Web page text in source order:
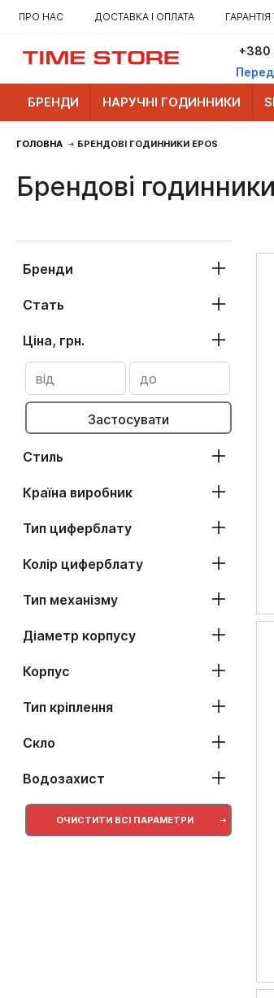
ПРО НАС ДОСТАВКА І ОПЛАТА
БРЕНДИ НАРУЧНІ ГОДИННИКИ
ГОЛОВНА БРЕНДОВІ ГОДИННИКИ EPOS
Бренди
Стать
Ціна, грн.
Застосувати
Стиль
Країна виробник
Тип циферблату
Колір циферблату
Тип механізму
Діаметр корпусу
Корпус
Тип кріплення
Скло
Водозахист
ОЧИСТИТИ ВСІ ПАРАМЕТРИ
Брендові